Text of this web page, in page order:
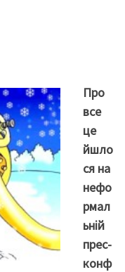
Про
все
це
йшло
ся на
нефо
рмал
ьній
прес-
конф